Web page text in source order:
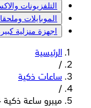
التلفزيونات
الموبايلات
اجهزة منزلية
الرئيسية
/
ساعات ذكية
/
ميبرو ساعة ذكية C4 - رمادي غامق